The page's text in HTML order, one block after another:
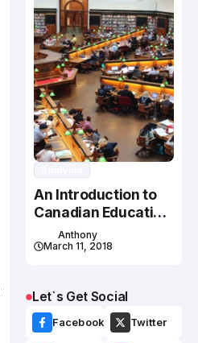
An Introduction to
Canadian Education
System
Anthony
March 11, 2018
Let`s Get Social
Facebook Twitter